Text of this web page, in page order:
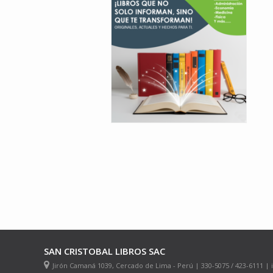
SAN CRISTOBAL LIBROS SAC
Jirón Camaná 1039, Cercado de Lima - Perú | 330-5075 / 423-6111 |